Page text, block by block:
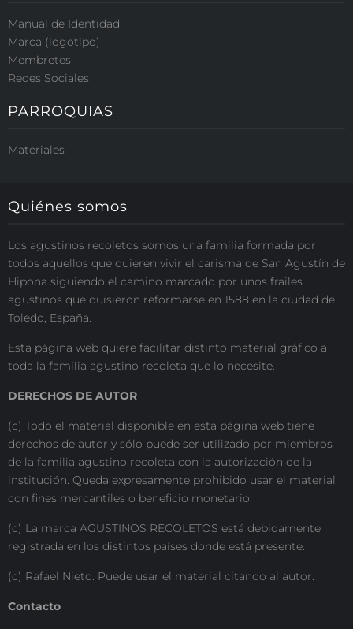
Manual de Identidad
Marca (logotipo)
Membretes
Redes Sociales
PARROQUIAS
Materiales
Quiénes somos
Los agustinos recoletos somos una familia formada por
todos aquellos que quieren vivir el carisma de San Agustín de
Hipona siguiendo el camino marcado por unos frailes
agustinos que quisieron reformarse en 1588 en la ciudad de
Toledo, España.
Esta página web quiere facilitar distinto material gráfico a
toda la familia agustino recoleta que lo necesite.
DERECHOS DE AUTOR
(c) Todo el material disponible en esta página web tiene
derechos de autor y sólo puede ser utilizado por miembros
de la familia agustino recoleta con la autorización de la
institución. Queda expresamente prohibido usar el material
con fines mercantiles o beneficio monetario.
(c) La marca AGUSTINOS RECOLETOS está debidamente
registrada en los distintos países donde está presente.
(c) Rafael Nieto. Puede usar el material citando al autor.
Contacto